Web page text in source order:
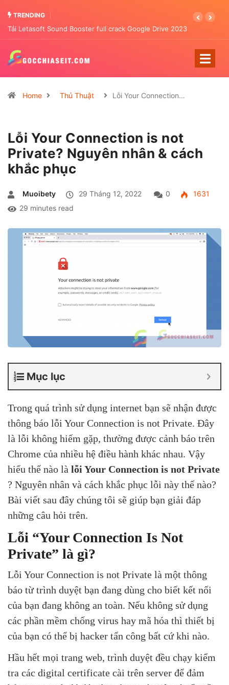
TRENDING
Tải Letasoft Sound Booster full crack Google Drive 2023
Home Thủ Thuật Lỗi Your Connection…
Lỗi Your Connection is not
Private? Nguyên nhân & cách
khắc phục
Muoibety 29 Tháng 12, 2022 0
1631
29 minutes read
Mục lục
Trong quá trình sử dụng internet bạn sẽ nhận được
thông báo lỗi Your Connection is not Private. Đây
là lỗi không hiếm gặp, thường được cảnh báo trên
Chrome của nhiều hệ điều hành khác nhau. Vậy
hiểu thế nào là lỗi Your Connection is not Private
? Nguyên nhân và cách khắc phục lỗi này thế nào?
Bài viết sau đây chúng tôi sẽ giúp bạn giải đáp
những câu hỏi trên.
Lỗi “Your Connection Is Not
Private” là gì?
Lỗi Your Connection is not Private là một thông
báo từ trình duyệt bạn đang dùng cho biết kết nối
của bạn đang không an toàn. Nếu không sử dụng
các phần mềm chống virus hay mã hóa thì thiết bị
của bạn có thể bị hacker tấn công bất cứ khi nào.
Hầu hết mọi trang web, trình duyệt đều chạy kiểm
tra các digital certificate cài trên server để đảm